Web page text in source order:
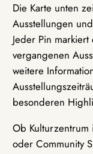
Die Karte unten
Ausstellungen
Jeder Pin
vergangenen
weitere
besonderen
Ob
oder Community